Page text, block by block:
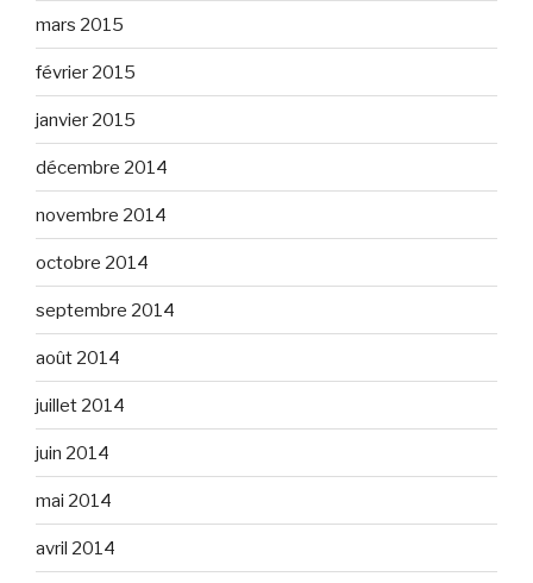
mars 2015
février 2015
janvier 2015
décembre 2014
novembre 2014
octobre 2014
septembre 2014
août 2014
juillet 2014
juin 2014
mai 2014
avril 2014